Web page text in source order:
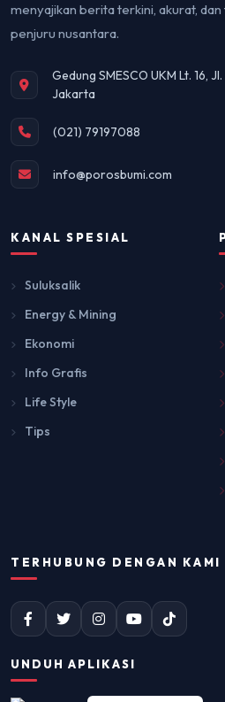
menyajikan berita terkini, akurat,
penjuru nusantara.
Gedung SMESCO UKM Lt. 16,
Jakarta
(021) 79197088
info@porosbumi.com
KANAL SPESIAL
Suluksalik
Energy & Mining
Ekonomi
Info Grafis
Life Style
Tips
TERHUBUNG DENGAN KAMI
UNDUH APLIKASI